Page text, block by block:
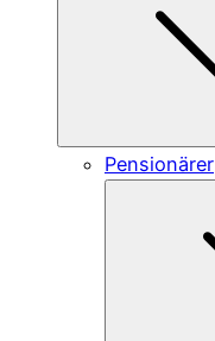
Pensionärer